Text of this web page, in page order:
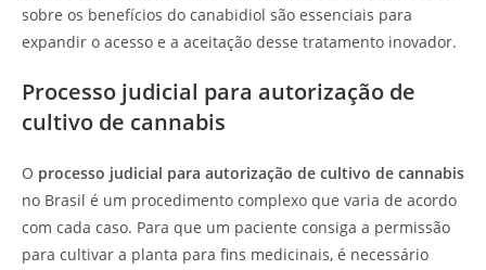
sobre os benefícios do canabidiol são essenciais para
expandir o acesso e a aceitação desse tratamento inovador.
Processo judicial para autorização de
cultivo de cannabis
O processo judicial para autorização de cultivo de cannabis
no Brasil é um procedimento complexo que varia de acordo
com cada caso. Para que um paciente consiga a permissão
para cultivar a planta para fins medicinais, é necessário